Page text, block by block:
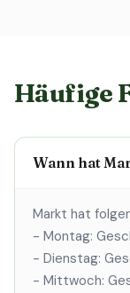
Häufige
Wann hat
Markt hat
- Montag:
- Dienstag:
- Mittwoch: